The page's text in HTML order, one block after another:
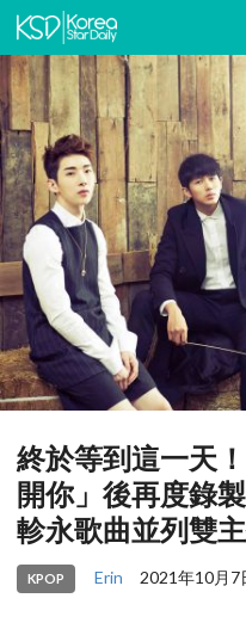
終於等到這一天
開你」後再度錄
軫永歌曲並列雙
KPOP Erin 2021年10月7